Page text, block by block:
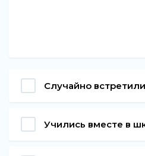
Случайно
Учились вместе в